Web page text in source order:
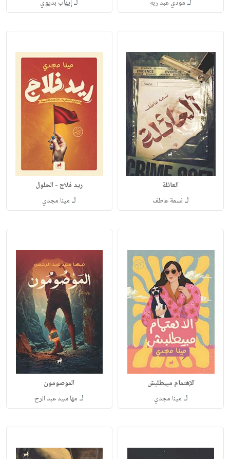
مودي عبد ربه إيهاب بديوي
العائلة
لـ نسمة عاطف
ريد فلاج - الحلول
لـ مينا مجدي
الإهتمام مبيطلبش
لـ مينا مجدي
الموصومون
لـ مها سيد عبد الرح